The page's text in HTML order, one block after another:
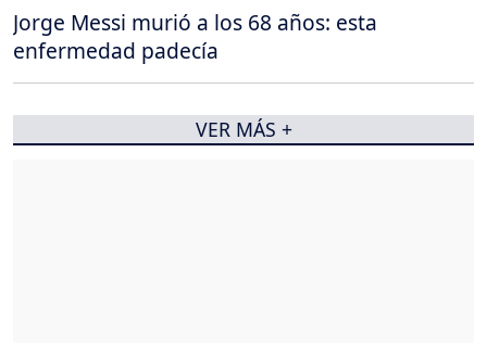
Jorge Messi murió a los 68 años: esta
enfermedad padecía
VER MÁS +